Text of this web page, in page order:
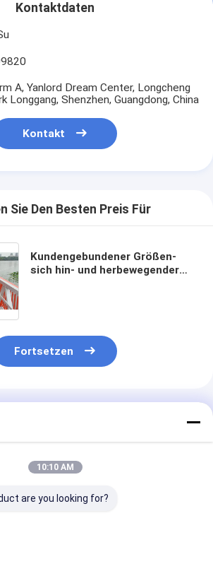
Kontaktdaten
A, Yanlord Dream Center, Longcheng
Longgang, Shenzhen, Guangdong, China
Kontakt
Sie Den Besten Preis Für
Kundengebundener Größen-
sich hin- und herbewegender
Fortsetzen
10:10 AM
are you looking for?